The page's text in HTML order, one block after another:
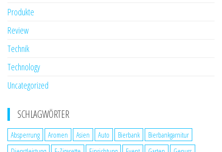
Produkte
Review
Technik
Technology
Uncategorized
SCHLAGWÖRTER
Absperrung Aromen Asien Auto Bierbank
Bierbankgarnitur